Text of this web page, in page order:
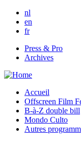
Skip to main content
nl
en
fr
Press & Pro
Archives
Accueil
Offscreen Film
B-à-Z double bill
Mondo Culto
Autres